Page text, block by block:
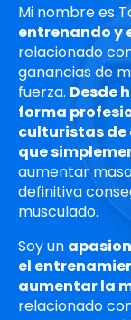
Mi nombre es
entrenando y
relacionado
ganancias de
fuerza. Desde
forma
culturistas de
que
aumentar
definitiva
musculado.
Soy un
el
aumentar la
relacionado